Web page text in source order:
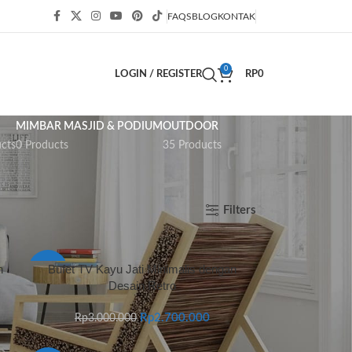
FAQSBLOGKONTAK
LOGIN / REGISTER
0
RP0
MIMBAR MASJID & PODIUM
0 Products
OUTDOOR
35 Products
Filters
-10%Bufet TV Kayu Jati Minimalis dengan
Desain Retro
Rp3.000.000 Rp2.700.000